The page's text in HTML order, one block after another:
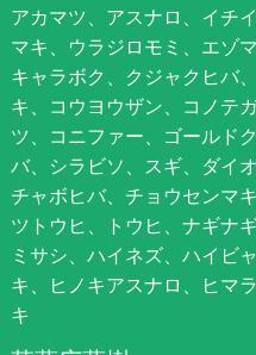
アカマツ、アスナロ、イチ
マキ、ウラジロモミ、エゾ
キャラボク、クジャクヒバ
キ、コウヨウザン、コノテ
ツ、コニファー、ゴールド
バ、シラビソ、スギ、ダイ
チャボヒバ、チョウセンマ
ツトウヒ、トウヒ、ナギナ
ミサシ、ハイネズ、ハイビ
キ、ヒノキアスナロ、ヒマ
キ